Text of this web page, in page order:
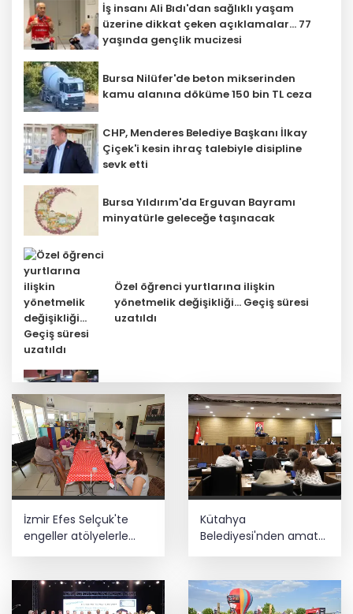
İş insanı Ali Bıdı'dan sağlıklı yaşam
üzerine dikkat çeken açıklamalar... 77
yaşında gençlik mucizesi
Bursa Nilüfer'de beton mikserinden
kamu alanına döküme 150 bin TL ceza
CHP, Menderes Belediye Başkanı İlkay
Çiçek'i kesin ihraç talebiyle disipline
sevk etti
Bursa Yıldırım'da Erguvan Bayramı
minyatürle geleceğe taşınacak
Özel öğrenci yurtlarına ilişkin
yönetmelik değişikliği... Geçiş süresi
uzatıldı
Ankara'da uyuşturucu ve fuhuş 8
gözaltı
Keşan'da 177 milyon liralık yeni Hükümet
Konağı'nın temeli atıldı
Arkeoloji Müzesi yenilendi
emeklilik reformu çağrısı
İzmir Efes Selçuk'te
engeller atölyelerle
Kütahya
Belediyesi'nden amatör